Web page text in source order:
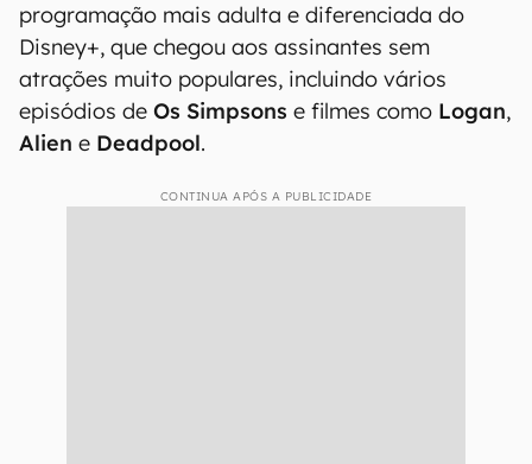
programação mais adulta e diferenciada do
Disney+, que chegou aos assinantes sem
atrações muito populares, incluindo vários
episódios de Os Simpsons e filmes como Logan,
Alien e Deadpool.
CONTINUA APÓS A PUBLICIDADE